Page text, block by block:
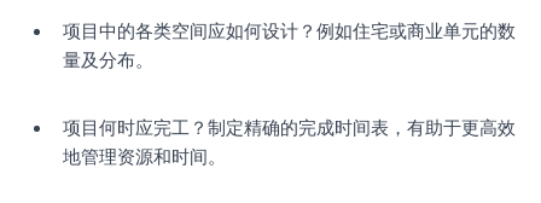
项目中的各类空间应如何设计？例如住宅或商业单元的数
量及分布。
项目何时应完工？制定精确的完成时间表，有助于更高效
地管理资源和时间。